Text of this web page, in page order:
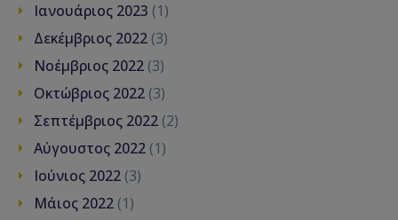
Ιανουάριος 2023 (1)
Δεκέμβριος 2022 (3)
Νοέμβριος 2022 (3)
Οκτώβριος 2022 (3)
Σεπτέμβριος 2022 (2)
Αύγουστος 2022 (1)
Ιούνιος 2022 (3)
Μάιος 2022 (1)